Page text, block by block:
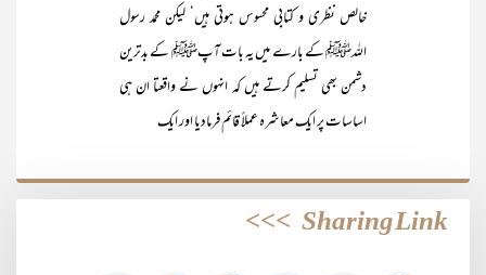
خالص نظری و کتابی محسوس ہوتی ہیں‘ لیکن محمد رسول
اللہﷺ کے بارے میں یہ بات آپﷺ کے بدترین
دشمن بھی تسلیم کرتے ہیں کہ انہوں نے واقعتا ان ہی
اساسات پر ایک معاشرہ عملاً قائم فرمادیا اور ایک
Sharing Link
>>>